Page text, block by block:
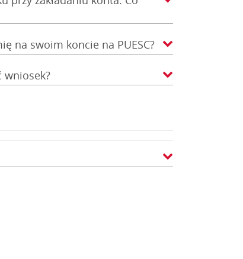
na swoim koncie na PUESC?
wniosek?